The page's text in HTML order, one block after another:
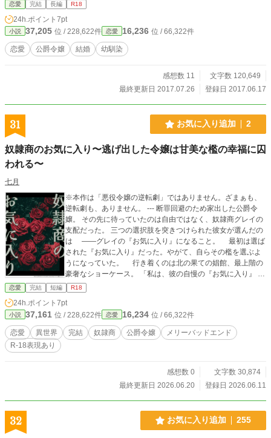
恋愛 完結 長編 R18
24h.ポイント 7pt
小説 37,205 位 / 228,622件 恋愛 16,236 位 / 66,322件
恋愛 公爵令嬢 結婚 幼馴染
感想数 11
文字数 120,649
最終更新日 2017.07.26
登録日 2017.06.17
31 お気に入り追加 2
奴隷商のお気に入り〜逃げ出した令嬢は甘美な檻の幸福に囚
われる〜
七月
※本作は「悪役令嬢の逆転劇」ではありません。ざまぁも、
逆転劇も、ありません。 --- 断罪回避のため家出した公爵令
嬢。 その先に待っていたのは自由ではなく、奴隷商グレイの
支配だった。 三つの選択肢を突きつけられた彼女が選んだの
は ――グレイの『お気に入り』になること。 最初は選ば
された『お気に入り』だった。やがて、自らその檻を選ぶよ
うになっていた。 行き着くのは北の果ての娼館、最上階の
豪奢なショーケース。 「私は、彼の自慢の『お気に入り』
それ以上の幸せなんて、もう今の私には思いつかない」 ※全
十話完結 ※この作品には性描写を含むシーンがあります。 ※
この作品はムーンライトノベルズにも投稿されています。
恋愛 完結 短編 R18
24h.ポイント 7pt
小説 37,161 位 / 228,622件 恋愛 16,234 位 / 66,322件
恋愛 異世界 完結 奴隷商 公爵令嬢
メリーバッドエンド
R-18表現あり
感想数 0
文字数 30,874
最終更新日 2026.06.20
登録日 2026.06.11
32 お気に入り追加 255